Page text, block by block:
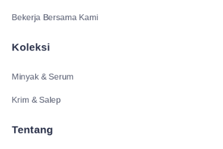
Bekerja Bersama Kami
Koleksi
Minyak & Serum
Krim & Salep
Tentang